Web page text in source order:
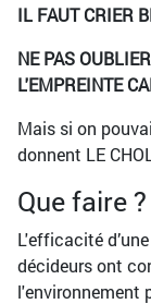
IL FAUT CRIER
NE PAS
L'EMPREINTE
Mais si on
donnent LE
Que faire ?
L'efficacité
décideurs ont
l'environnement